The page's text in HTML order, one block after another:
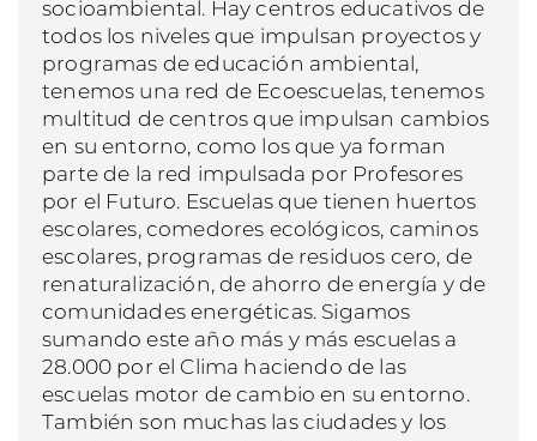
socioambiental. Hay centros educativos de
todos los niveles que impulsan proyectos y
programas de educación ambiental,
tenemos una red de Ecoescuelas, tenemos
multitud de centros que impulsan cambios
en su entorno, como los que ya forman
parte de la red impulsada por Profesores
por el Futuro. Escuelas que tienen huertos
escolares, comedores ecológicos, caminos
escolares, programas de residuos cero, de
renaturalización, de ahorro de energía y de
comunidades energéticas. Sigamos
sumando este año más y más escuelas a
28.000 por el Clima haciendo de las
escuelas motor de cambio en su entorno.
También son muchas las ciudades y los